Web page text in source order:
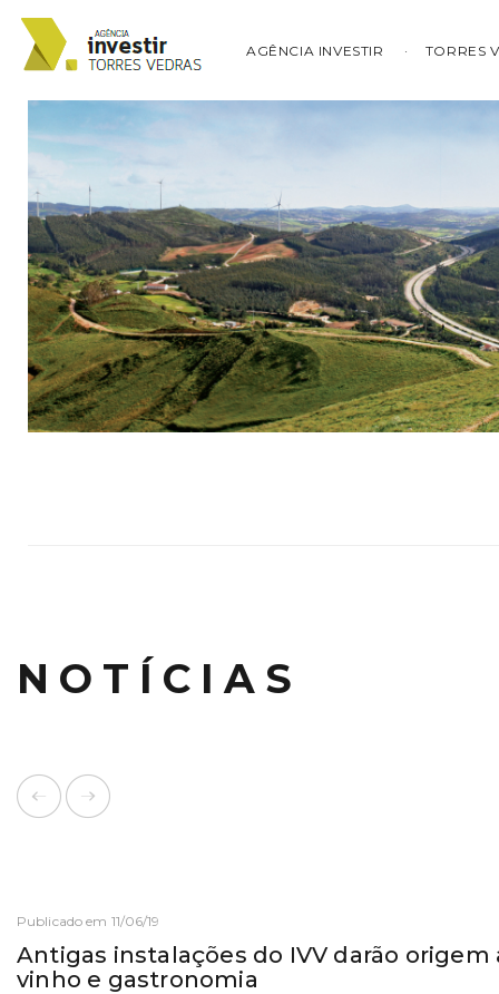
AGÊNCIA INVESTIR TORRES
NOTÍCIAS
Publicado em 11/06/19
Antigas instalações do IVV darão origem
vinho e gastronomia